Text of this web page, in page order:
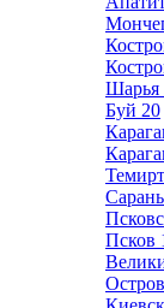
Шарья
Буй 20
Сарань
Псков
Остров